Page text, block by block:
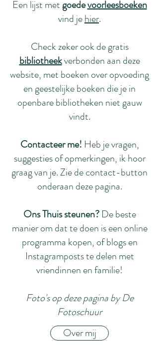
Een lijst metgoedevoorleesboeken
vind jehier.
Check zeker ook de gratis
bibliotheekverbonden aan deze
website, met boeken over opvoeding
en geestelijke boeken die je in
openbare bibliotheken niet gauw
vindt.
Contacteer me! Heb je vragen,
suggesties of opmerkingen, ik hoor
graag van je. Zie de contact-button
onderaan deze pagina.
Ons Thuis steunen?De beste
manier om dat te doen is een online
programma kopen, of blogs en
Instagramposts te delen met
vriendinnen en familie!
Foto's op deze pagina by De
Fotoschuur
Over mij